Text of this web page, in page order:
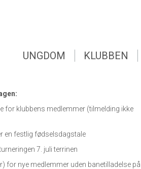
UNGDOM KLUBBEN
for klubbens medlemmer (tilmelding ikke
en festlig fødselsdagstale
7. juli terrinen
for nye medlemmer uden banetilladelse på